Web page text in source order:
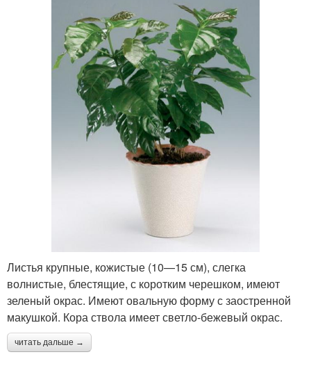
Листья крупные, кожистые (10—15 см), слегка
волнистые, блестящие, с коротким черешком, имеют
зеленый окрас. Имеют овальную форму с заостренной
макушкой. Кора ствола имеет светло-бежевый окрас.
читать дальше →